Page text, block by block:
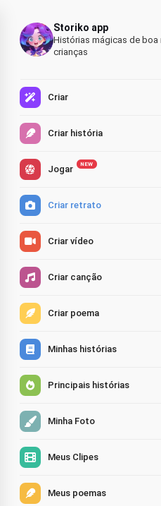
Storiko app
Histórias mágicas de boa
crianças
Criar
Criar história
Jogar NEW
Criar retrato
Criar vídeo
Criar canção
Criar poema
Minhas histórias
Principais histórias
Minha Foto
Meus Clipes
Meus poemas